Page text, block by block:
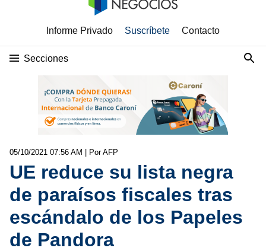
Informe Privado Suscríbete Contacto
Secciones
05/10/2021 07:56 AM | Por AFP
UE reduce su lista negra
de paraísos fiscales tras
escándalo de los Papeles
de Pandora